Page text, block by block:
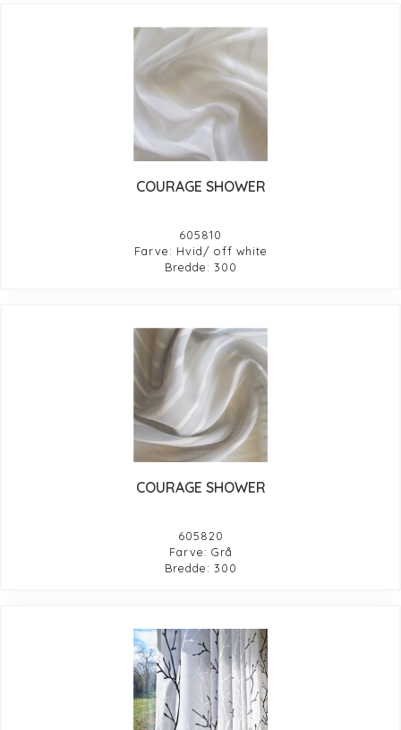
COURAGE SHOWER
605810
Farve: Hvid/ off white
Bredde: 300
COURAGE SHOWER
605820
Farve: Grå
Bredde: 300